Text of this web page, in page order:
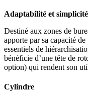
Adaptabilité et simplicité
Destiné aux zones de
apporte par sa capacité
essentiels de
bénéficie d’une tête de
option) qui rendent son
Cylindre